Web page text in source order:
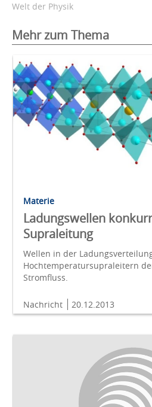
Welt der Physik
Mehr zum Thema
Materie
Ladungswellen
Supraleitung
Wellen in der
Hochtemperatursupraleitern
Stromfluss.
Nachricht 20.12.2013